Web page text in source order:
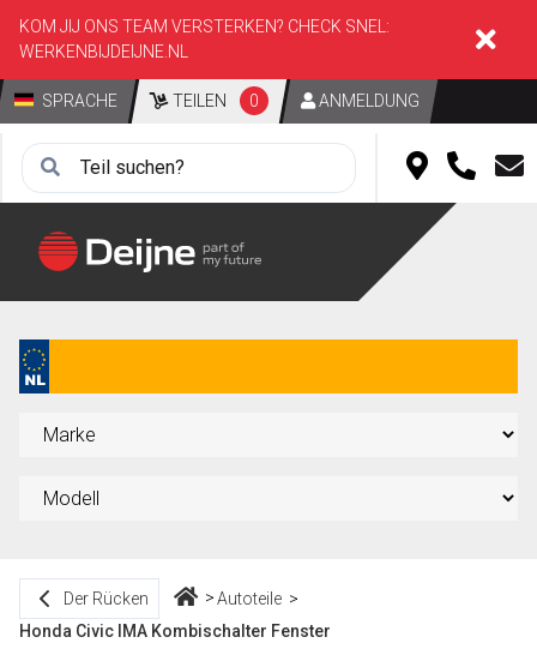
KOM JIJ ONS TEAM VERSTERKEN? CHECK SNEL:
WERKENBIJDEIJNE.NL
SPRACHE TEILEN 0 ANMELDUNG
Der Rücken
Autoteile
Honda Civic IMA Kombischalter Fenster